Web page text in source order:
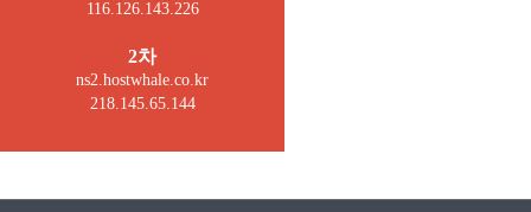
116.126.143.226
2차
ns2.hostwhale.co.kr
218.145.65.144